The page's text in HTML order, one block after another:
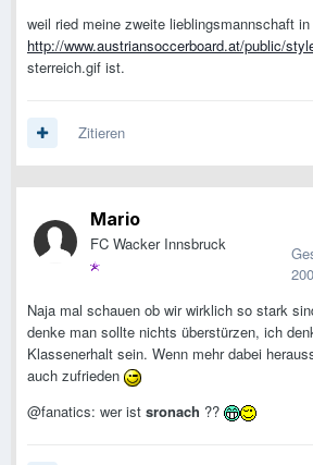
weil ried meine zweite lieblingsmannschaft in
http://www.austriansoccerboard.at/public/
sterreich.gif ist.
Zitieren
Mario
FC Wacker Innsbruck
Naja mal schauen ob wir wirklich so stark
denke man sollte nichts überstürzen, ich
Klassenerhalt sein. Wenn mehr dabei
auch zufrieden
@fanatics: wer ist sronach ??